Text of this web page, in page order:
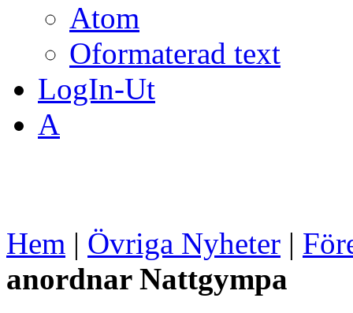
Atom
Oformaterad text
LogIn-Ut
A
Hem | Övriga Nyheter |
anordnar Nattgympa